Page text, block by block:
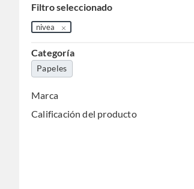
Filtro seleccionado
nivea
Categoría
Papeles
Marca
Calificación del producto